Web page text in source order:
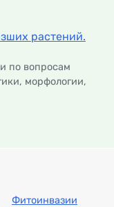
растений.
по вопросам
морфологии,
Фитоинвазии